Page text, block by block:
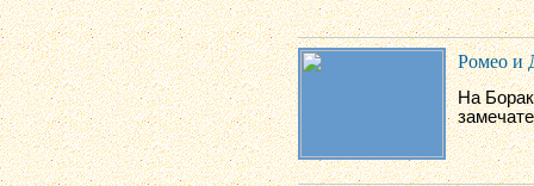
Ромео и
На